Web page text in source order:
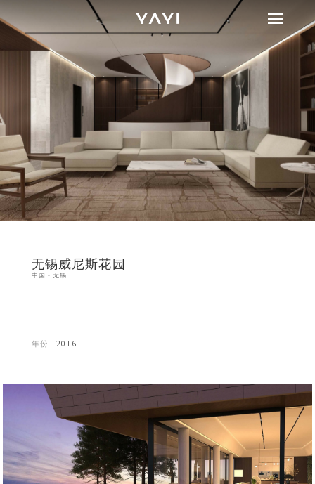
无锡威尼斯花园
中国·无锡
年份 2016